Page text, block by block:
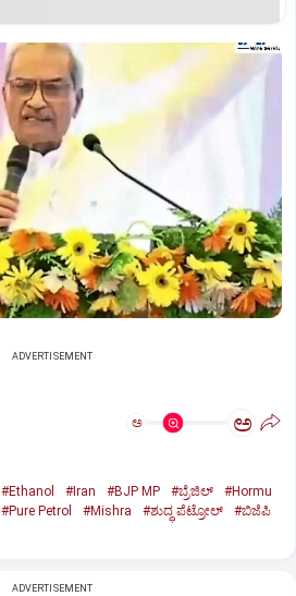
ADVERTISEMENT
ಅ ಅ
#Ethanol #Iran #BJP MP #ಬ್ರೆಜಿಲ್‌
#Hormu
#Pure Petrol #Mishra #ಶುದ್ಧ ಪೆಟ್ರೋಲ್‌
#ಬಿಜೆಪಿ
ADVERTISEMENT